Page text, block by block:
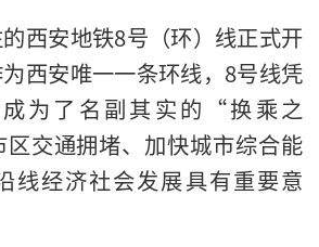
西安地铁8号（环）线正式开
西安唯一一条环线，8号线凭
为了名副其实的“换乘之
交通拥堵、加快城市综合能
线经济社会发展具有重要意